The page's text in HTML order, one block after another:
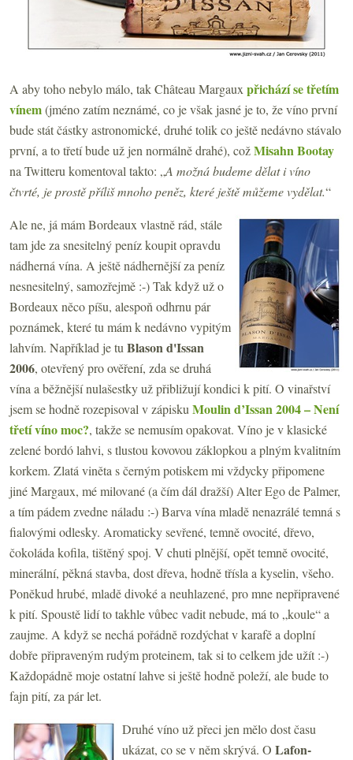
A aby toho nebylo málo, tak Château Margaux přichází se třetím
vínem(jméno zatím neznámé, co je však jasné je to, že víno první
bude stát částky astronomické, druhé tolik co ještě nedávno stávalo
první, a to třetí bude už jen normálně drahé), cožMisahn Bootay
na Twitteru komentoval takto: „A možná budeme dělat i víno
čtvrté, je prostě příliš mnoho peněz, které ještě můžeme vydělat.“
Ale ne, já mám Bordeaux vlastně rád, stále
tam jde za snesitelný peníz koupit opravdu
nádherná vína. A ještě nádhernější za peníz
nesnesitelný, samozřejmě :-) Tak když už o
Bordeaux něco píšu, alespoň odhrnu pár
poznámek, které tu mám k nedávno vypitým
lahvím. Například je tu Blason d'Issan
2006, otevřený pro ověření, zda se druhá
vína a běžnější nulašestky už přibližují kondici k pití. O vinařství
jsem se hodně rozepisoval v zápisku Moulin d’Issan 2004 – Není
třetí víno moc?, takže se nemusím opakovat. Víno je v klasické
zelené bordó lahvi, s tlustou kovovou záklopkou a plným kvalitním
korkem. Zlatá viněta s černým potiskem mi vždycky připomene
jiné Margaux, mé milované (a čím dál dražší) Alter Ego de Palmer,
a tím pádem zvedne náladu :-) Barva vína mladě nenazrálé temná s
fialovými odlesky. Aromaticky sevřené, temně ovocité, dřevo,
čokoláda kofila, tištěný spoj. V chuti plnější, opět temně ovocité,
minerální, pěkná stavba, dost dřeva, hodně třísla a kyselin, všeho.
Poněkud hrubé, mladě divoké a neuhlazené, pro mne nepřipravené
k pití. Spoustě lidí to takhle vůbec vadit nebude, má to „koule“ a
zaujme. A když se nechá pořádně rozdýchat v karafě a doplní
dobře připraveným rudým proteinem, tak si to celkem jde užít :-)
Každopádně moje ostatní lahve si ještě hodně poleží, ale bude to
fajn pití, za pár let.
Druhé víno už přeci jen mělo dost času
ukázat, co se v něm skrývá. O Lafon-